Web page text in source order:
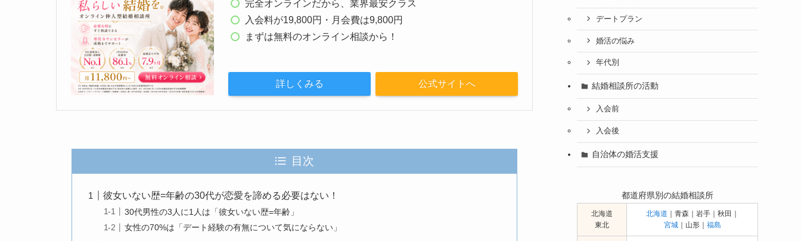
完全オンラインだから、業界最安クラス
入会料が19,800円・月会費は9,800円
まずは無料のオンライン相談から！
詳しくみる 公式サイトへ
目次
彼女いない歴=年齢の30代が恋愛を諦める必要はない！
30代男性の3人に1人は「彼女いない歴=年齢」
女性の70%は「デート経験の有無について気にならない」
デートプラン
婚活の悩み
年代別
結婚相談所の活動
入会前
入会後
自治体の婚活支援
都道府県別の結婚相談所
北海道
東北
北海道 ｜青森｜岩手｜秋田｜
宮城｜山形｜ 福島